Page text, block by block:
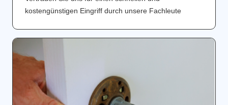
kostengünstigen Eingriff durch unsere Fachleute